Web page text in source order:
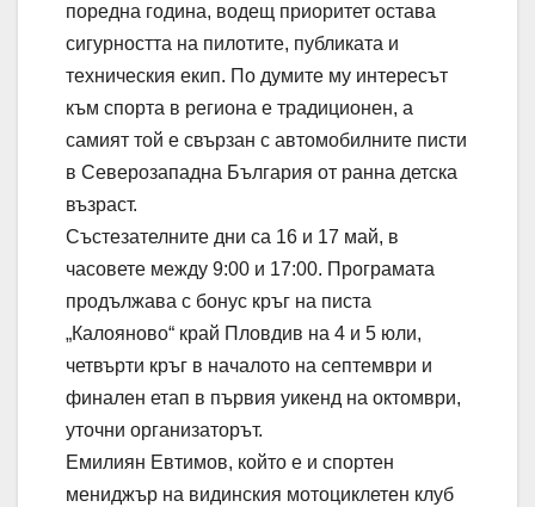
поредна година, водещ приоритет остава
сигурността на пилотите, публиката и
техническия екип. По думите му интересът
към спорта в региона е традиционен, а
самият той е свързан с автомобилните писти
в Северозападна България от ранна детска
възраст.
Състезателните дни са 16 и 17 май, в
часовете между 9:00 и 17:00. Програмата
продължава с бонус кръг на писта
„Калояново“ край Пловдив на 4 и 5 юли,
четвърти кръг в началото на септември и
финален етап в първия уикенд на октомври,
уточни организаторът.
Емилиян Евтимов, който е и спортен
мениджър на видинския мотоциклетен клуб